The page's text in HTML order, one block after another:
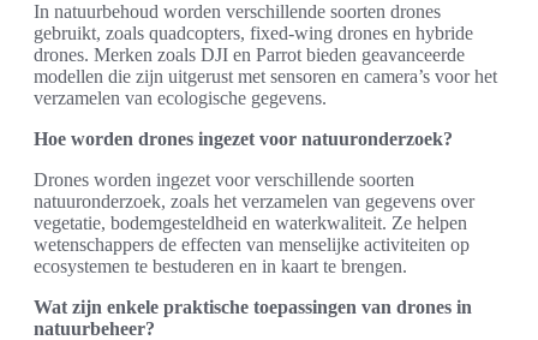
In natuurbehoud worden verschillende soorten drones
gebruikt, zoals quadcopters, fixed-wing drones en hybride
drones. Merken zoals DJI en Parrot bieden geavanceerde
modellen die zijn uitgerust met sensoren en camera’s voor het
verzamelen van ecologische gegevens.
Hoe worden drones ingezet voor natuuronderzoek?
Drones worden ingezet voor verschillende soorten
natuuronderzoek, zoals het verzamelen van gegevens over
vegetatie, bodemgesteldheid en waterkwaliteit. Ze helpen
wetenschappers de effecten van menselijke activiteiten op
ecosystemen te bestuderen en in kaart te brengen.
Wat zijn enkele praktische toepassingen van drones in
natuurbeheer?